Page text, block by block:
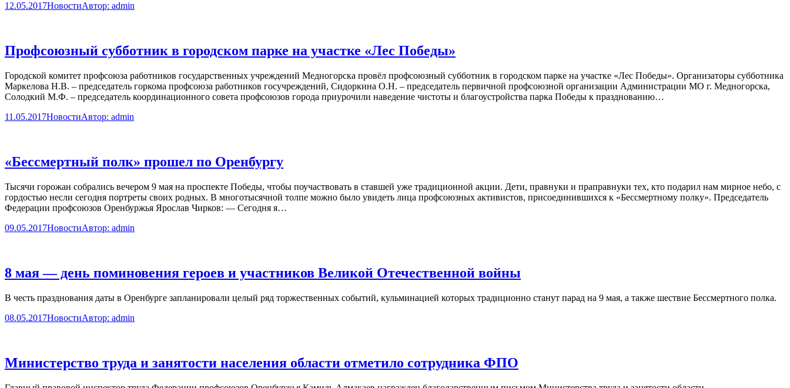
12.05.2017НовостиАвтор: admin
Профсоюзный субботник в городском парке на участке «Лес Победы»
Городской комитет профсоюза работников государственных учреждений Медногорска провёл профсоюзный субботник в городском парке на участке «Лес Победы». Организаторы субботника
Маркелова Н.В. – председатель горкома профсоюза работников госучреждений, Сидоркина О.Н. – председатель первичной профсоюзной организации Администрации МО г. Медногорска,
Солодкий М.Ф. – председатель координационного совета профсоюзов города приурочили наведение чистоты и благоустройства парка Победы к празднованию…
11.05.2017НовостиАвтор: admin
«Бессмертный полк» прошел по Оренбургу
Тысячи горожан собрались вечером 9 мая на проспекте Победы, чтобы поучаствовать в ставшей уже традиционной акции. Дети, правнуки и праправнуки тех, кто подарил нам мирное небо, с
гордостью несли сегодня портреты своих родных. В многотысячной толпе можно было увидеть лица профсоюзных активистов, присоединившихся к «Бессмертному полку». Председатель
Федерации профсоюзов Оренбуржья Ярослав Чирков: — Сегодня я…
09.05.2017НовостиАвтор: admin
8 мая — день поминовения героев и участников Великой Отечественной войны
В честь празднования даты в Оренбурге запланировали целый ряд торжественных событий, кульминацией которых традиционно станут парад на 9 мая, а также шествие Бессмертного полка.
08.05.2017НовостиАвтор: admin
Министерство труда и занятости населения области отметило сотрудника ФПО